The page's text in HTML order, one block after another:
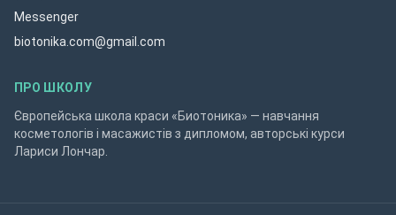
Messenger
biotonika.com@gmail.com
ПРО ШКОЛУ
Європейська школа краси «Биотоника» — навчання
косметологів і масажистів з дипломом, авторські курси
Лариси Лончар.